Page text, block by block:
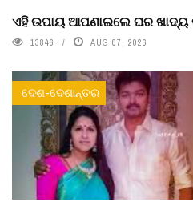
ଏହି ଉପାୟ ଆପଣାଇଲେ ଘର ଖାଦ୍ୟ
13846 AUG 07, 2026
ଦେଶ-ଦେଶାନ୍ତର